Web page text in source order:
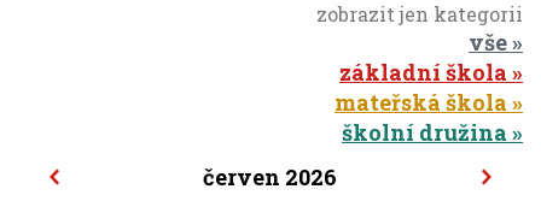
zobrazit jen kategorii
vše
základní škola
mateřská škola
školní družina
červen 2026